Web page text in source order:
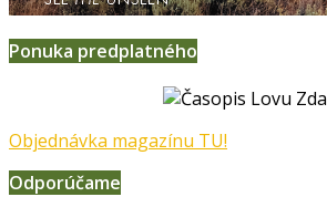
Ponuka predplatného
Objednávka magazínu TU!
Odporúčame